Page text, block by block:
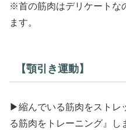
※首の筋肉はデリケートな
ます。
【顎引き運動】
▶縮んでいる筋肉をストレ
る筋肉をトレーニング』し